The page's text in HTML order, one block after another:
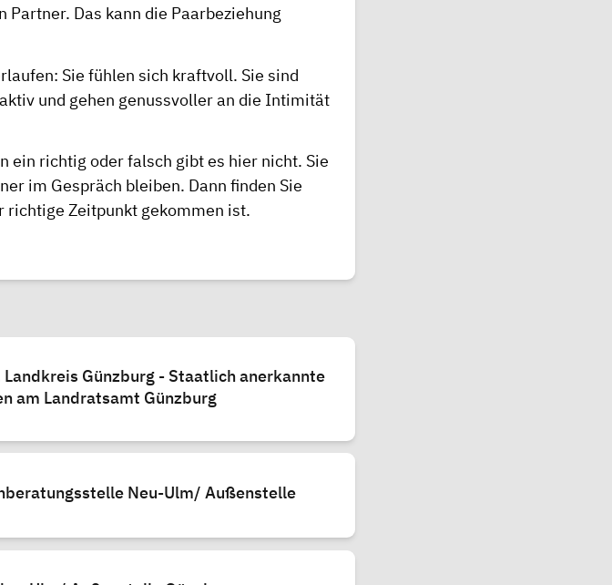
Das kann die Paarbeziehung
Sie fühlen sich kraftvoll. Sie sind
und gehen genussvoller an die Intimität
ein richtig oder falsch gibt es hier nicht. Sie
im Gespräch bleiben. Dann finden Sie
richtige Zeitpunkt gekommen ist.
Günzburg - Staatlich anerkannte
am Landratsamt Günzburg
Neu-Ulm/ Außenstelle